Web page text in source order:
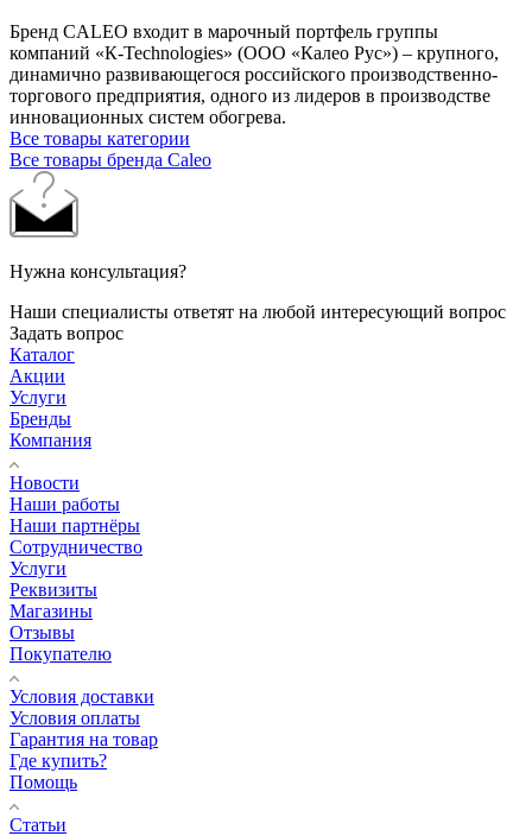
Бренд CALEO входит в марочный портфель группы
компаний «К-Technologies» (ООО «Калео Рус») – крупного,
динамично развивающегося российского производственно-
торгового предприятия, одного из лидеров в производстве
инновационных систем обогрева.
Все товары категории
Все товары бренда Caleo
Нужна консультация?
Наши специалисты ответят на любой интересующий вопрос
Задать вопрос
Каталог
Акции
Услуги
Бренды
Компания
Новости
Наши работы
Наши партнёры
Сотрудничество
Услуги
Реквизиты
Магазины
Отзывы
Покупателю
Условия доставки
Условия оплаты
Гарантия на товар
Где купить?
Помощь
Статьи